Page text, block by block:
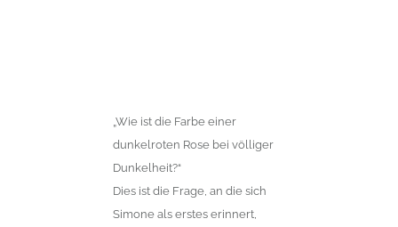
„Wie ist die Farbe einer
dunkelroten Rose bei völliger
Dunkelheit?“
Dies ist die Frage, an die sich
Simone als erstes erinnert,